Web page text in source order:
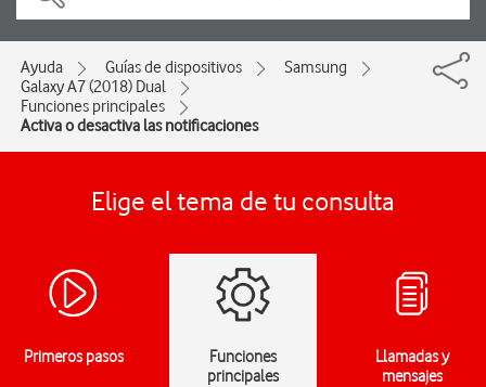
Ayuda Guías de dispositivos
Samsung
Galaxy A7 (2018) Dual
Funciones principales
Activa o desactiva las notificaciones
Elige el tema de tu consulta
Primeros pasos
Funciones
principales
Llamadas y
mensajes